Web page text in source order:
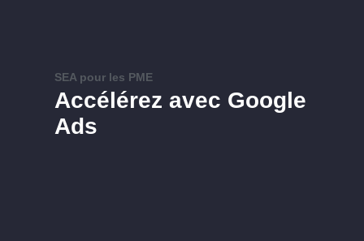
SEA pour les PME
Accélérez avec Google
Ads